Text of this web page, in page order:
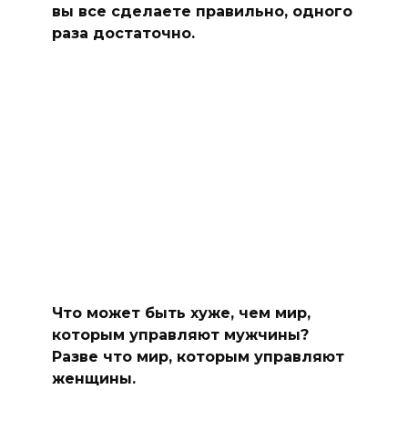
вы все сделаете правильно, одного
раза достаточно.
Что может быть хуже, чем мир,
которым управляют мужчины?
Разве что мир, которым управляют
женщины.